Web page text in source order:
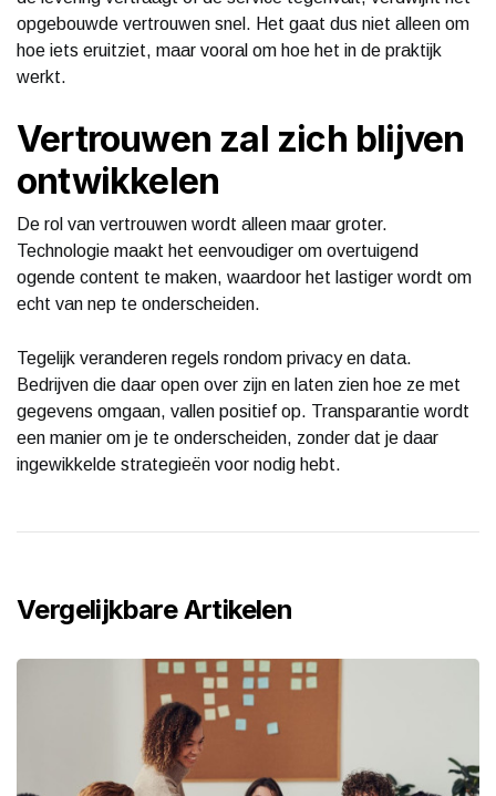
opgebouwde vertrouwen snel. Het gaat dus niet alleen om
hoe iets eruitziet, maar vooral om hoe het in de praktijk
werkt.
Vertrouwen zal zich blijven
ontwikkelen
De rol van vertrouwen wordt alleen maar groter.
Technologie maakt het eenvoudiger om overtuigend
ogende content te maken, waardoor het lastiger wordt om
echt van nep te onderscheiden.
Tegelijk veranderen regels rondom privacy en data.
Bedrijven die daar open over zijn en laten zien hoe ze met
gegevens omgaan, vallen positief op. Transparantie wordt
een manier om je te onderscheiden, zonder dat je daar
ingewikkelde strategieën voor nodig hebt.
Vergelijkbare Artikelen